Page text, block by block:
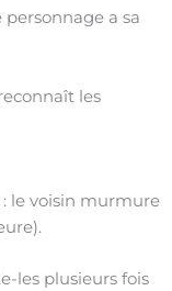
a sa
les
le voisin murmure
les plusieurs fois